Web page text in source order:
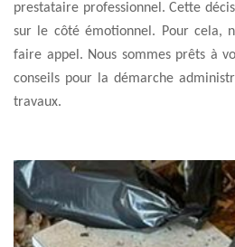
prestataire professionnel. Cette
sur le côté émotionnel. Pour cela,
faire appel. Nous sommes prêts à
conseils pour la démarche
travaux.